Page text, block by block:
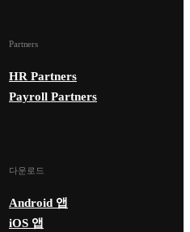
Partners
HR Partners
Payroll Partners
다운로드
Android 앱
iOS 앱